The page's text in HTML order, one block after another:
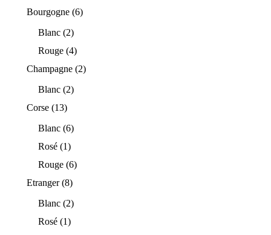
Bourgogne (6)
Blanc (2)
Rouge (4)
Champagne (2)
Blanc (2)
Corse (13)
Blanc (6)
Rosé (1)
Rouge (6)
Etranger (8)
Blanc (2)
Rosé (1)